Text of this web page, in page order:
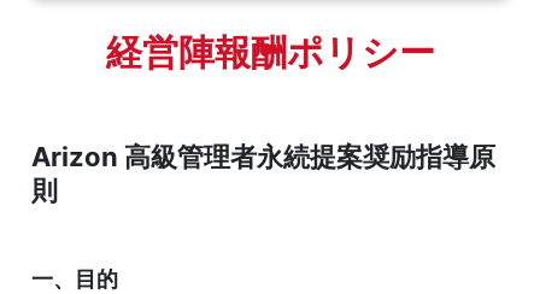
従業員と社会
企業持続可能性
経営陣報酬ポリシー
Arizon 高級管理者永続提案奨励指導原
則
一、目的